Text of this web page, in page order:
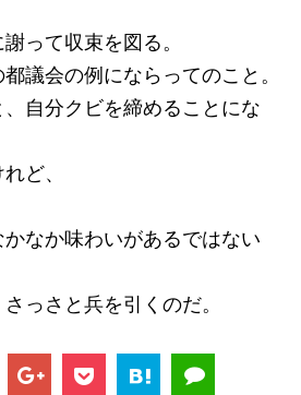
って収束を図る。
議会の例にならってのこと。
自分クビを締めることにな
ど、
なか味わいがあるではない
っさと兵を引くのだ。